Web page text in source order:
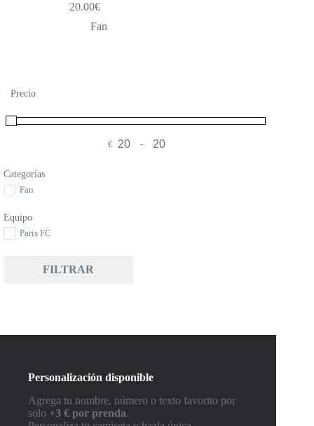
20.00€
Fan
Precio
€ Minimum Price
-Maximum Price
Categorías
Fan
Equipo
Paris FC
FILTRAR
Personalización disponible
Agrega tu nombre, número o texto favorito por
solo +3 € por prenda.